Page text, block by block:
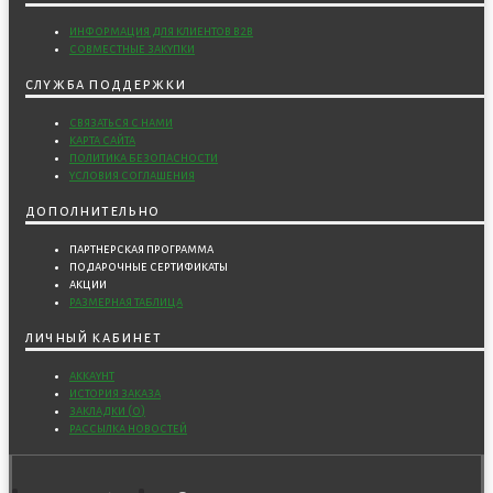
информация для клиентов b2b
совместные закупки
служба поддержки
связаться с нами
карта сайта
политика безопасности
условия соглашения
дополнительно
партнерская программа
подарочные сертификаты
акции
размерная таблица
личный кабинет
аккаунт
история заказа
закладки (0)
рассылка новостей